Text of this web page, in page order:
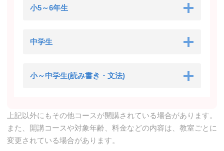
小5～6年生
中学生
小～中学生(読み書き・文法)
上記以外にもその他コースが開講されている場合があります。
また、開講コースや対象年齢、料金などの内容は、教室ごとに
変更されている場合があります。